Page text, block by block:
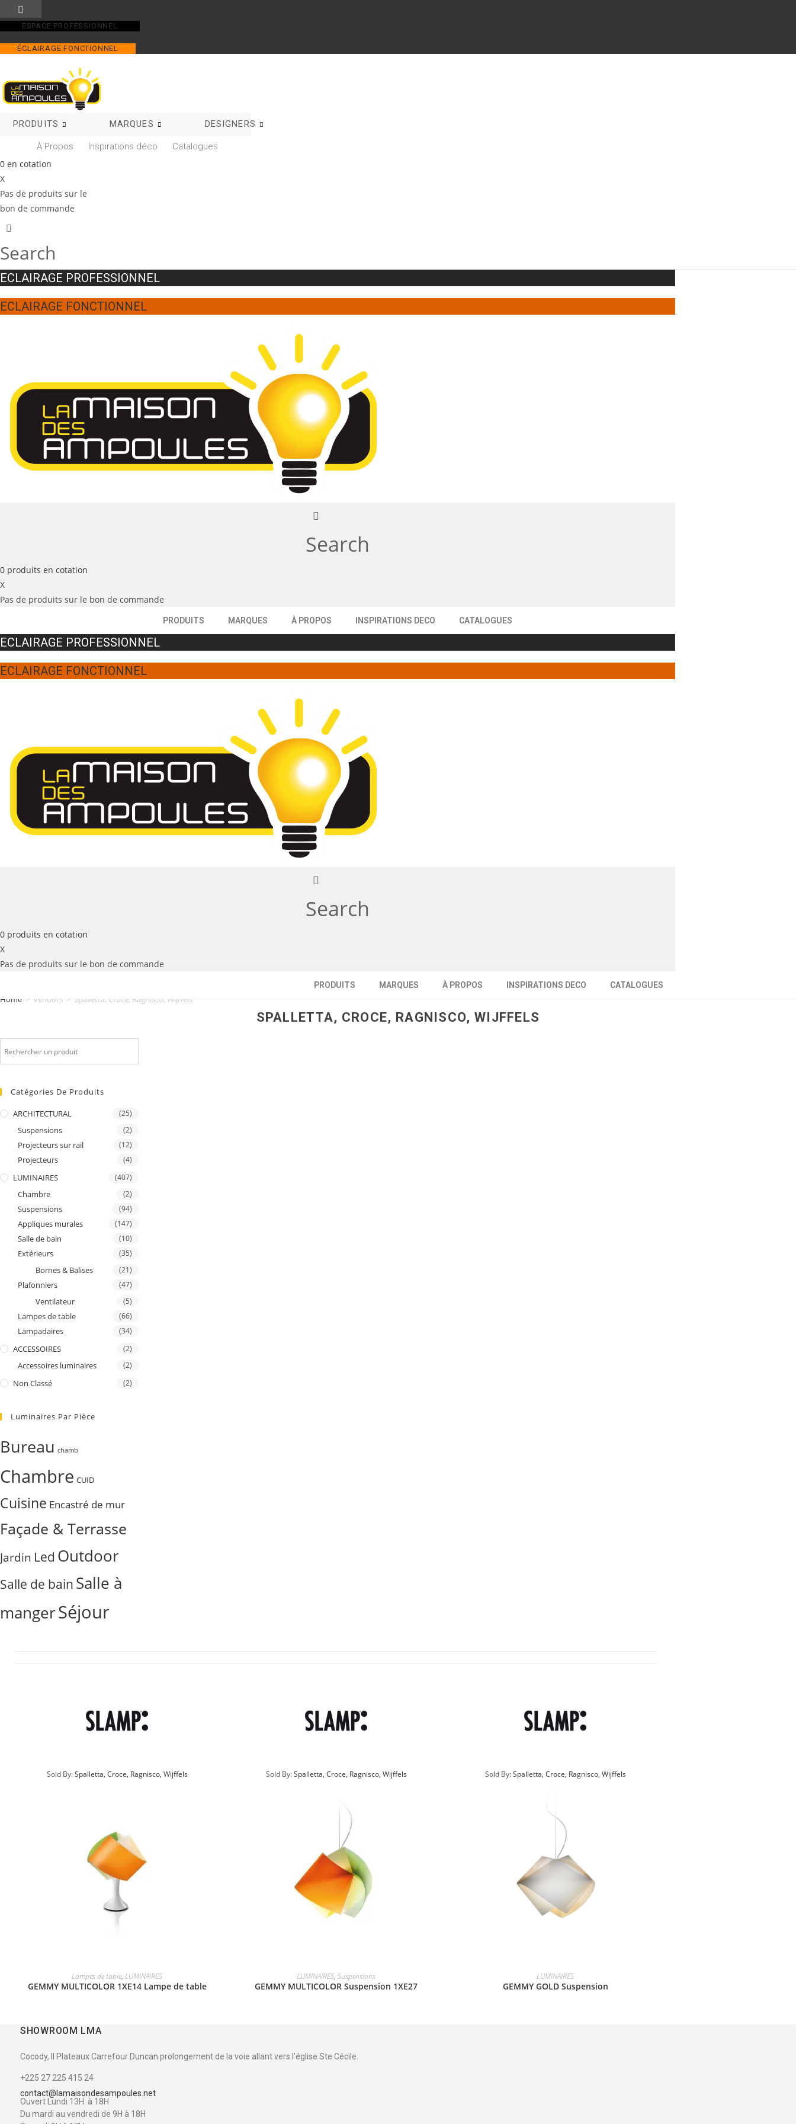
to
ESPACE PROFESSIONNEL
ÉCLAIRAGE FONCTIONNEL
PRODUITS MARQUES DESIGNERS
À Propos Inspirations déco Catalogues
0 en cotation
X
Pas de produits sur le
bon de commande
Search
ECLAIRAGE PROFESSIONNEL
ECLAIRAGE FONCTIONNEL
Search
0 produits en cotation
X
Pas de produits sur le bon de commande
PRODUITS MARQUES À PROPOS INSPIRATIONS DECO CATALOGUES
ECLAIRAGE PROFESSIONNEL
ECLAIRAGE FONCTIONNEL
Search
0 produits en cotation
X
Pas de produits sur le bon de commande
PRODUITS MARQUES À PROPOS INSPIRATIONS DECO CATALOGUES
Home > Vendors > Spalletta, Croce, Ragnisco, Wijffels
SPALLETTA, CROCE, RAGNISCO, WIJFFELS
Catégories De Produits
ARCHITECTURAL (25)
Suspensions (2)
Projecteurs sur rail (12)
Projecteurs (4)
LUMINAIRES (407)
Chambre (2)
Suspensions (94)
Appliques murales (147)
Salle de bain (10)
Extérieurs (35)
Bornes & Balises (21)
Plafonniers (47)
Ventilateur (5)
Lampes de table (66)
Lampadaires (34)
ACCESSOIRES (2)
Accessoires luminaires (2)
Non Classé (2)
Luminaires Par Pièce
Bureau chamb
Chambre CUID
Cuisine Encastré de mur
Façade & Terrasse
Jardin Led Outdoor
Salle de bain Salle à
mangerSéjour
Sold By:Spalletta, Croce, Ragnisco, Wijffels
Lampes de table,LUMINAIRES
GEMMY MULTICOLOR 1XE14 Lampe de table
Sold By:Spalletta, Croce, Ragnisco, Wijffels
LUMINAIRES,Suspensions
GEMMY MULTICOLOR Suspension 1XE27
Sold By:Spalletta, Croce, Ragnisco, Wijffels
LUMINAIRES
GEMMY GOLD Suspension
SHOWROOM LMA
Cocody, II Plateaux Carrefour Duncan prolongement de la voie allant vers l’église Ste Cécile.
+225 27 225 415 24
contact@lamaisondesampoules.net
Ouvert Lundi 13H à 18H
Du mardi au vendredi de 9H à 18H